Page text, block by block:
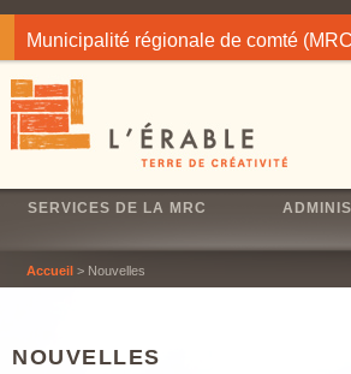
Municipalité régionale de comté
SERVICES DE LA MRC
Accueil > Nouvelles
NOUVELLES